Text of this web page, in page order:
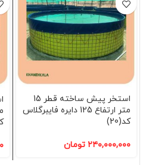
استخر پیش ساخته قطر 15
متر ارتفاع 125 دایره فایبرگلاس
کد(20)
۲۴۰,۰۰۰,۰۰۰ تومان